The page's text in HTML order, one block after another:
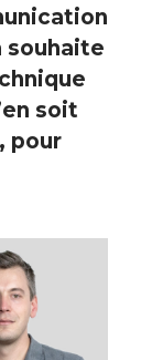
souhaite
soit
pour